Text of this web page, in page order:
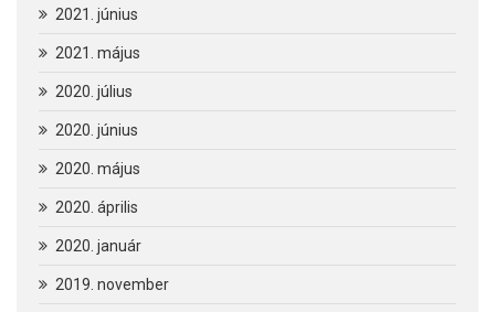
2021. június
2021. május
2020. július
2020. június
2020. május
2020. április
2020. január
2019. november